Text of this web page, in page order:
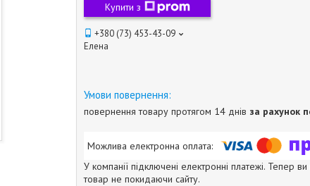
Купити з
+380 (73) 453-43-09
Елена
повернення товару протягом 14 днів за рахунок
У компанії підключені електронні платежі. Тепер
товар не покидаючи сайту.